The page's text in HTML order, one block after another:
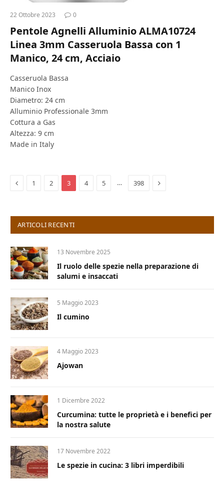
22 Ottobre 2023 0
Pentole Agnelli Alluminio ALMA10724
Linea 3mm Casseruola Bassa con 1
Manico, 24 cm, Acciaio
Casseruola Bassa
Manico Inox
Diametro: 24 cm
Alluminio Professionale 3mm
Cottura a Gas
Altezza: 9 cm
Made in Italy
Previous
1 2 3 4 5 … 398 Next
ARTICOLI RECENTI
13 Novembre 2025
Il ruolo delle spezie nella preparazione di
salumi e insaccati
5 Maggio 2023
Il cumino
4 Maggio 2023
Ajowan
1 Dicembre 2022
Curcumina: tutte le proprietà e i benefici per
la nostra salute
17 Novembre 2022
Le spezie in cucina: 3 libri imperdibili